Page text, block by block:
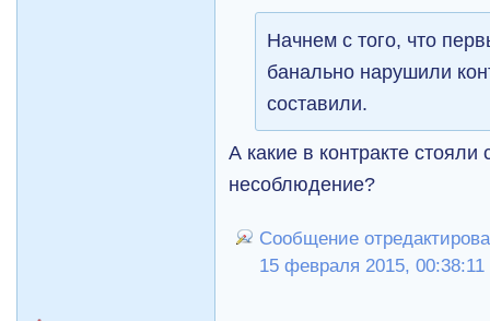
Начнем с того, что
банально нарушили
составили.
А какие в контракте стояли
несоблюдение?
Сообщение
15 февраля 2015, 00:38:11